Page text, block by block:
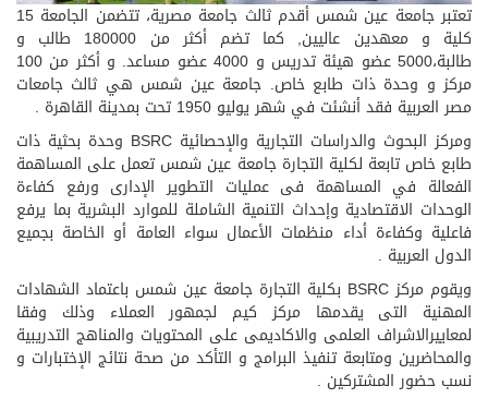
تعتبر جامعة عين شمس أقدم ثالث جامعة مصرية، تتضمن الجامعة 15
كلية و معهدين عاليين, كما تضم أكثر من 180000 طالب و
طالبة،5000 عضو هيئة تدريس و 4000 عضو مساعد. و أكثر من 100
مركز و وحدة ذات طابع خاص. جامعة عين شمس هي ثالث جامعات
مصر العربية فقد أنشئت في شهر يوليو 1950 تحت بمدينة القاهرة .
ومركز البحوث والدراسات التجارية والإحصائية BSRC وحدة بحثية ذات
طابع خاص تابعة لكلية التجارة جامعة عين شمس تعمل على المساهمة
الفعالة في المساهمة فى عمليات التطوير الإدارى ورفع كفاءة
الوحدات الاقتصادية وإحداث التنمية الشاملة للموارد البشرية بما يرفع
فاعلية وكفاءة أداء منظمات الأعمال سواء العامة أو الخاصة بجميع
الدول العربية .
ويقوم مركز BSRC بكلية التجارة جامعة عين شمس باعتماد الشهادات
المهنية التى يقدمها مركز كيم لجمهور العملاء وذلك وفقا
لمعاييرالاشراف العلمى والاكاديمى على المحتويات والمناهج التدريبية
والمحاضرين ومتابعة تنفيذ البرامج و التأكد من صحة نتائج الإختبارات و
نسب حضور المشتركين .